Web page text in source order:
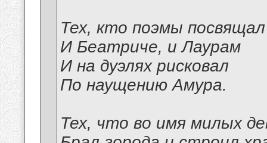
Тех, кто поэмы посвящал
И Беатриче, и Лаурам
И на дуэлях рисковал
По наущению Амура.
Тех, что во имя милых